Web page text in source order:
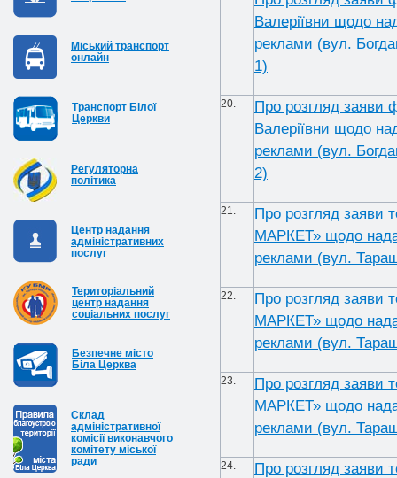
Міський транспорт
онлайн
Транспорт Білої
Церкви
Регуляторна
політика
Центр надання
адміністративних
послуг
Територіальний
центр надання
соціальних послуг
Безпечне місто
Біла Церква
Cклад
адміністративної
комісії виконавчого
комітету міської
ради
Валеріївни щодо
реклами (вул.
1)
20.
Про розгляд заяви
Валеріївни щодо
реклами (вул.
2)
21.
Про розгляд заяви
МАРКЕТ» щодо
реклами (вул.
22.
Про розгляд заяви
МАРКЕТ» щодо
реклами (вул.
23.
Про розгляд заяви
МАРКЕТ» щодо
реклами (вул.
24.
Про розгляд заяви